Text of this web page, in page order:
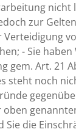
nicht
zur
Verteidigung
- Sie
gem. Art. 21
steht noch
oben
Sie die